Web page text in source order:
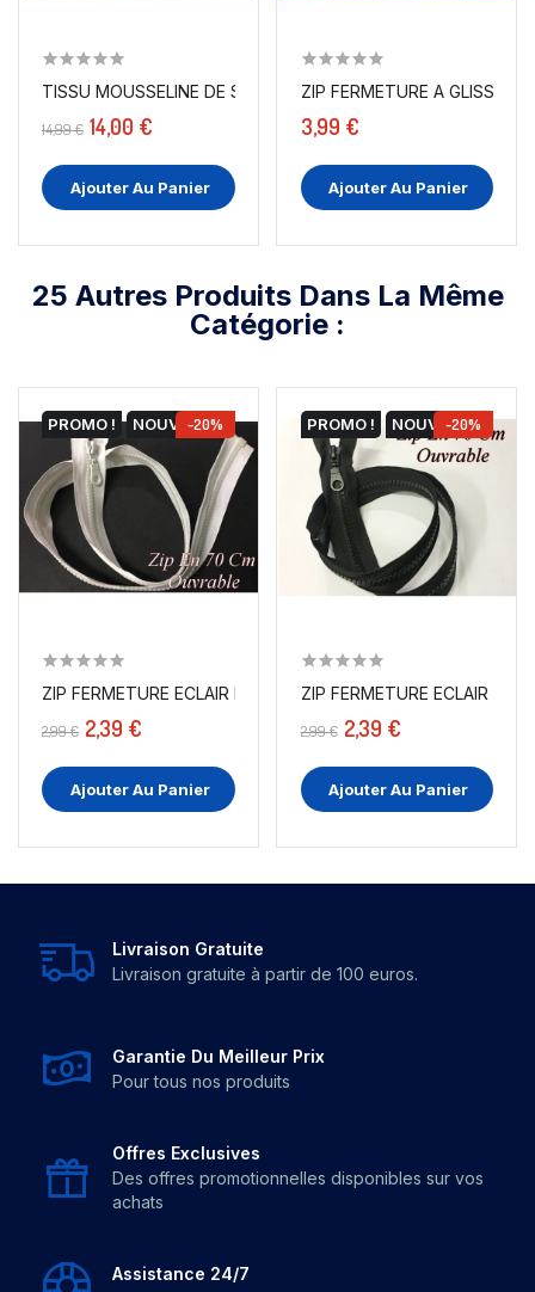
TISSU MOUSSELINE DE SOIE IVOIRE AU MÈTRE COUTURE.
14,99 € 14,00 €
Ajouter Au Panier
ZIP FERMETURE A GLISSIÈRE
3,99 €
Ajouter Au Panier
25 Autres Produits Dans La Même
Catégorie :
PROMO ! NOUVEAU
-20%
ZIP FERMETURE ECLAIR EN 70 CM BLANCHE À...
2,99 € 2,39 €
Ajouter Au Panier
PROMO ! NOUVEAU
-20%
ZIP FERMETURE ECLAIR EN
2,99 € 2,39 €
Ajouter Au Panier
Livraison Gratuite
Livraison gratuite à partir de 100 euros.
Garantie Du Meilleur Prix
Pour tous nos produits
Offres Exclusives
Des offres promotionnelles disponibles sur vos
achats
Assistance 24/7